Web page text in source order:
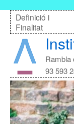
Definició i
Finalitat
93 593